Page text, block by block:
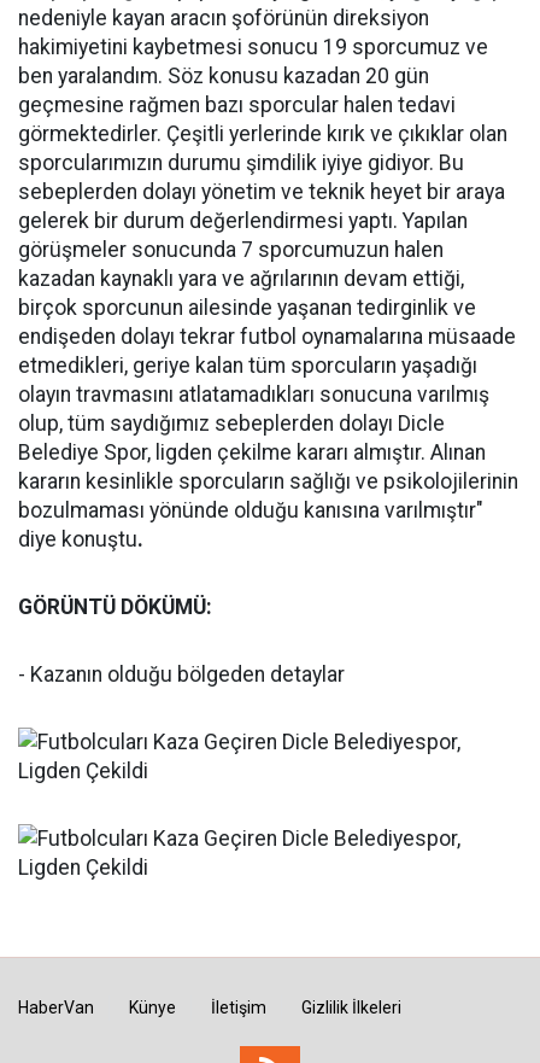
nedeniyle kayan aracın şoförünün direksiyon
hakimiyetini kaybetmesi sonucu 19 sporcumuz ve
ben yaralandım. Söz konusu kazadan 20 gün
geçmesine rağmen bazı sporcular halen tedavi
görmektedirler. Çeşitli yerlerinde kırık ve çıkıklar olan
sporcularımızın durumu şimdilik iyiye gidiyor. Bu
sebeplerden dolayı yönetim ve teknik heyet bir araya
gelerek bir durum değerlendirmesi yaptı. Yapılan
görüşmeler sonucunda 7 sporcumuzun halen
kazadan kaynaklı yara ve ağrılarının devam ettiği,
birçok sporcunun ailesinde yaşanan tedirginlik ve
endişeden dolayı tekrar futbol oynamalarına müsaade
etmedikleri, geriye kalan tüm sporcuların yaşadığı
olayın travmasını atlatamadıkları sonucuna varılmış
olup, tüm saydığımız sebeplerden dolayı Dicle
Belediye Spor, ligden çekilme kararı almıştır. Alınan
kararın kesinlikle sporcuların sağlığı ve psikolojilerinin
bozulmaması yönünde olduğu kanısına varılmıştır"
diye konuştu.
GÖRÜNTÜ DÖKÜMÜ:
- Kazanın olduğu bölgeden detaylar
HaberVan Künye İletişim Gizlilik İlkeleri